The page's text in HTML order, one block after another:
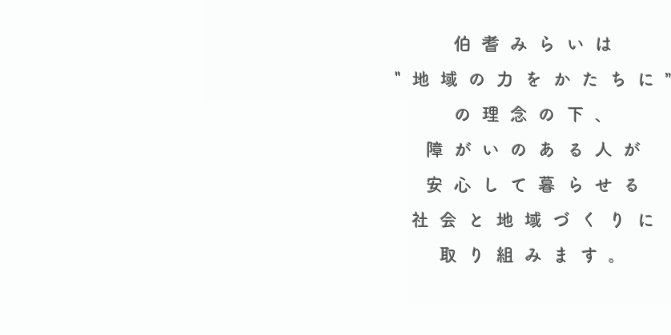
伯耆みらいは
"地域の力をかたちに
の理念の下、
障がいのある人が
安心して暮らせる
社会と地域づくりに
​取り組みます。